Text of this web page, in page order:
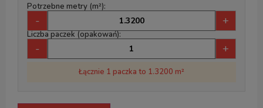
Potrzebne metry (m²):
- +
Liczba paczek (opakowań):
- +
Łącznie 1 paczka to 1.3200 m²